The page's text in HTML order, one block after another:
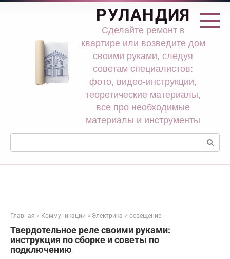
Перейти
РУЛАНДИЯ
Сделайте ремонт в
квартире или возведите дом
своими руками, следуя
советам специалистов:
фото, видео-инструкции,
теоретические материалы,
все про необходимые
материалы и инструменты
Поиск:
Главная » Коммуникации » Электрика и освещение
Твердотельное реле своими руками:
инструкция по сборке и советы по
подключению